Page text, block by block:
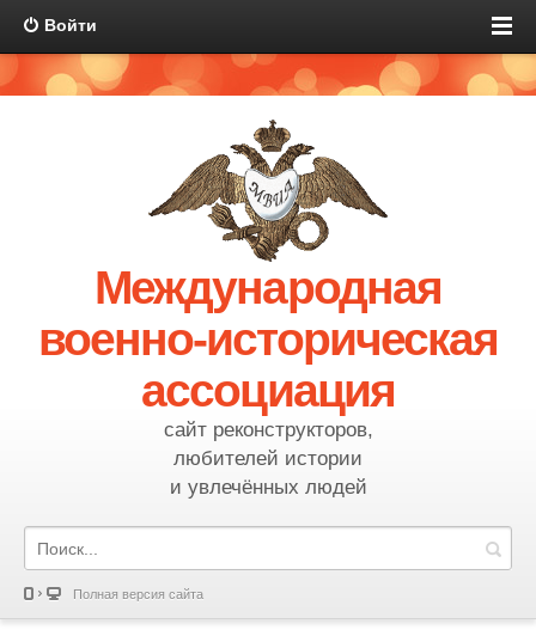
Войти
Международная
военно-историческая
ассоциация
сайт реконструкторов,
любителей истории
и увлечённых людей
Полная версия сайта